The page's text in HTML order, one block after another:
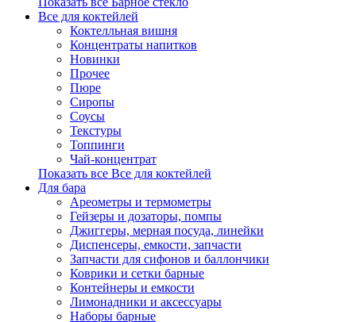
Все для коктейлей
Коктелльная вишня
Концентраты напитков
Новинки
Прочее
Пюре
Сиропы
Соусы
Текстуры
Топпинги
Чай-концентрат
Показать все Все для коктейлей
Для бара
Ареометры и термометры
Гейзеры и дозаторы, помпы
Джиггеры, мерная посуда, линейки
Диспенсеры, емкости, запчасти
Запчасти для сифонов и баллончики
Коврики и сетки барные
Контейнеры и емкости
Лимонадники и аксессуары
Наборы барные